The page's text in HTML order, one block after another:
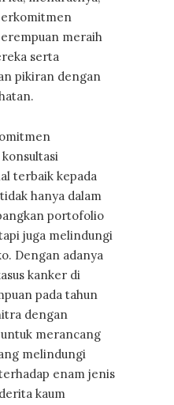
meraih
serta
pikiran dengan
terbaik kepada
hanya dalam
portofolio
juga melindungi
Dengan adanya
kanker di
pada tahun
dengan
merancang
melindungi
enam jenis
kaum